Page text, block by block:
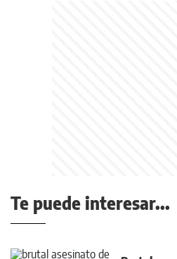
Te puede interesar...